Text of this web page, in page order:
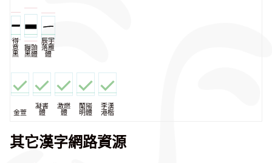
得
意
黑
饅頭
黑體
辰宇
落雁
體
金萱
凝書
體
激燃
體
蘭陽
明體
李漢
港楷
其它漢字網路資源